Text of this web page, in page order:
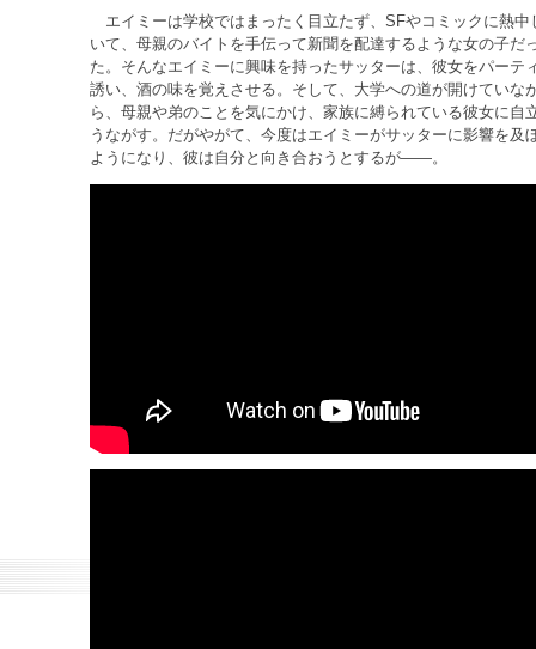
エイミーは学校ではまったく目立たず、SFやコミックに熱中
いて、母親のバイトを手伝って新聞を配達するような女の子だ
た。そんなエイミーに興味を持ったサッターは、彼女をパーテ
誘い、酒の味を覚えさせる。そして、大学への道が開けていな
ら、母親や弟のことを気にかけ、家族に縛られている彼女に自
うながす。だがやがて、今度はエイミーがサッターに影響を及
ようになり、彼は自分と向き合おうとするが――。